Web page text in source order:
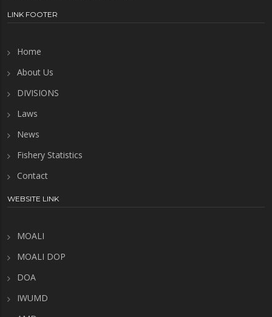
LINK FOOTER
Home
About Us
DIVISIONS
Laws
News
Fishery Statistics
Contact
WEBSITE LINK
MOALI
MOALI DOP
DOA
IWUMD